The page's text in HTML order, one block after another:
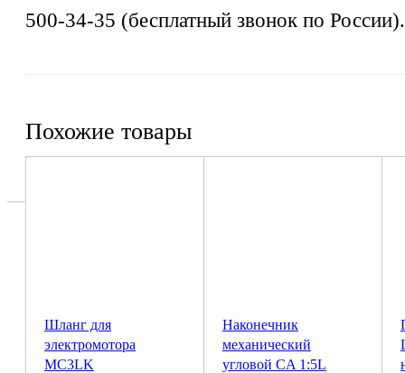
500-34-35 (бесплатный звонок по России).
Похожие товары
Шланг для
электромотора
MC3LK
Наконечник
механический
угловой CA 1:5L